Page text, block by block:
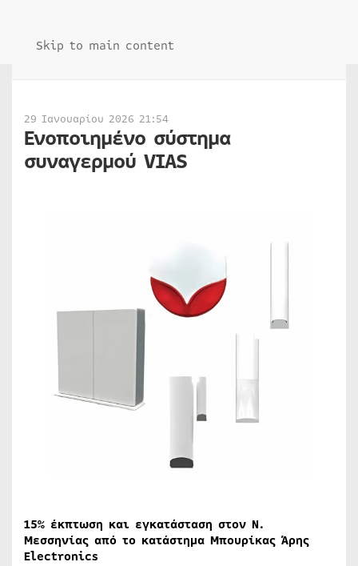
Skip to main content
29 Ιανουαρίου 2026 21:54
Ενοποιημένο σύστημα
συναγερμού VIAS
15% έκπτωση και εγκατάσταση στον Ν.
Μεσσηνίας από το κατάστημα Μπουρίκας Άρης
Electronics